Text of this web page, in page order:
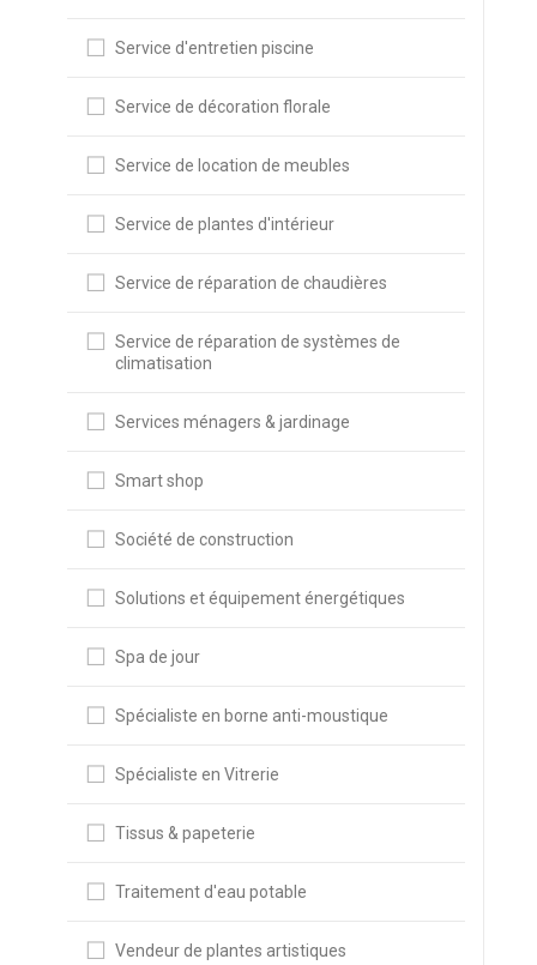
Service d'entretien piscine
Service de décoration florale
Service de location de meubles
Service de plantes d'intérieur
Service de réparation de chaudières
Service de réparation de systèmes de
climatisation
Services ménagers & jardinage
Smart shop
Société de construction
Solutions et équipement énergétiques
Spa de jour
Spécialiste en borne anti-moustique
Spécialiste en Vitrerie
Tissus & papeterie
Traitement d'eau potable
Vendeur de plantes artistiques